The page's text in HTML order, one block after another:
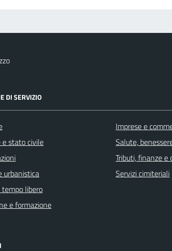
DI SERVIZIO
e stato civile
urbanistica
libero
e formazione
Imprese e
Salute,
Tributi, finanze
Servizi cimiteriali